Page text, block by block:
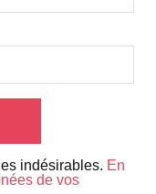
indésirables. En
de vos